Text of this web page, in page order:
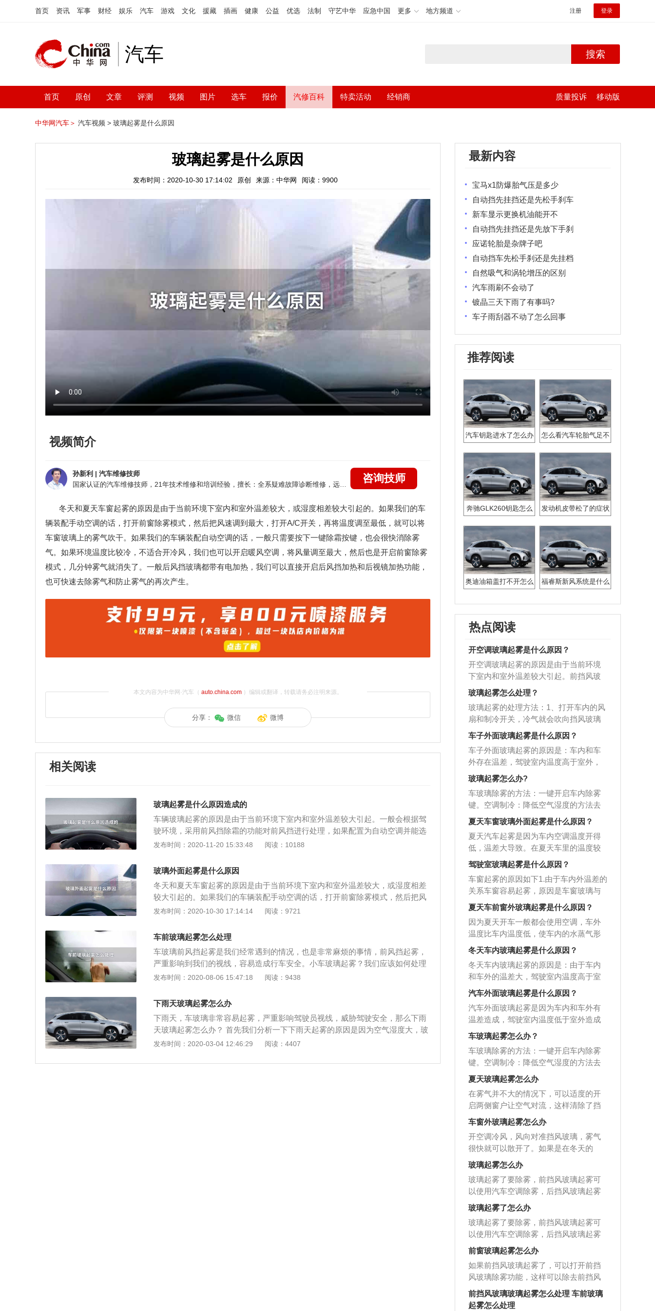
首页 资讯 军事 财经 娱乐 汽车 游戏 文化 援藏 插画 健康 公益 优选 法制 守艺中华 应急中国 更多 地方频道 注册 登录
汽车 搜索
首页 原创 文章 评测 视频 图片 选车 报价 汽修百科 特卖活动 经销商 质量投诉 移动版
中华网汽车＞ 汽车视频 > 玻璃起雾是什么原因
玻璃起雾是什么原因
发布时间：2020-10-30 17:14:02 原创 来源：中华网 阅读：9900
视频简介
孙新利 | 汽车维修技师
国家认证的汽车维修技师，21年技术维修和培训经验，擅长：全系疑难故障诊断维修，远程维修技术指导
咨询技师
冬天和夏天车窗起雾的原因是由于当前环境下室内和室外温差较大，或湿度相差较大引起的。如果我们的车
辆装配手动空调的话，打开前窗除雾模式，然后把风速调到最大，打开A/C开关，再将温度调至最低，就可以将
车窗玻璃上的雾气吹干。如果我们的车辆装配自动空调的话，一般只需要按下一键除霜按键，也会很快消除雾
气。如果环境温度比较冷，不适合开冷风，我们也可以开启暖风空调，将风量调至最大，然后也是开启前窗除雾
模式，几分钟雾气就消失了。一般后风挡玻璃都带有电加热，我们可以直接开启后风挡加热和后视镜加热功能，
也可快速去除雾气和防止雾气的再次产生。
本文内容为中华网·汽车（ auto.china.com）编辑或翻译，转载请务必注明来源。
分享： 微信 微博
相关阅读
玻璃起雾是什么原因造成的
车辆玻璃起雾的原因是由于当前环境下室内和室外温差较大引起。一般会根据驾
驶环境，采用前风挡除霜的功能对前风挡进行处理，如果配置为自动空调并能选
择出风口位置的话，建议选择到前风挡和中间出风口位置，并将后风挡加热功能
方向同时出风的话，开启前风挡除霜功能和后风挡加热功能，如两侧玻璃起雾的
话，可以将玻璃开启一定角度，便可迅速去除雾气，关闭车窗，待车内温度上升
后，变不会有雾气产生。
发布时间：2020-11-20 15:33:48 阅读：10188
玻璃外面起雾是什么原因
冬天和夏天车窗起雾的原因是由于当前环境下室内和室外温差较大，或湿度相差
较大引起的。如果我们的车辆装配手动空调的话，打开前窗除雾模式，然后把风
速调到最大，打开A/C开关，再将温度调至最低，就可以将车窗玻璃上的雾气吹
快消除雾气。如果环境温度比较冷，不适合开冷风，我们也可以开启暖风空调，
将风量调至最大，然后也是开启前窗除雾模式，几分钟雾气就消失了。一般后风
挡玻璃都带有电加热，我们可以直接开启后风挡加热和后视镜加热功能，也可快
速去除雾气和防止雾气的再次产生。
发布时间：2020-10-30 17:14:14 阅读：9721
车前玻璃起雾怎么处理
车玻璃前风挡起雾是我们经常遇到的情况，也是非常麻烦的事情，前风挡起雾，
严重影响到我们的视线，容易造成行车安全。小车玻璃起雾？我们应该如何处理
了？ 当然，最直接的办法就是我们先找一块干净的布将车风挡玻璃擦干净，然后
可以用家里的洗涤剂或者肥皂水在车风挡内侧擦一层，这样的话就不容易起雾
了，当然我们也可以选择市面上的一些玻璃防雾剂，然后把它涂在玻璃内侧，这
样也就不容易起雾了。
发布时间：2020-08-06 15:47:18 阅读：9438
下雨天玻璃起雾怎么办
下雨天，车玻璃非常容易起雾，严重影响驾驶员视线，威胁驾驶安全，那么下雨
天玻璃起雾怎么办？ 首先我们分析一下下雨天起雾的原因是因为空气湿度大，玻
璃内外温差较大，水蒸气凝结在了前风挡玻璃上。所以，如果我们的车辆装配手
度调至最低，不一会玻璃上的雾气就没了。如果我们的车辆装配自动空调的话，
发布时间：2020-03-04 12:46:29 阅读：4407
最新内容
宝马x1防爆胎气压是多少
自动挡先挂挡还是先松手刹车
新车显示更换机油能开不
自动挡先挂挡还是先放下手刹
应诺轮胎是杂牌子吧
自动挡车先松手刹还是先挂档
自然吸气和涡轮增压的区别
汽车雨刷不会动了
镀晶三天下雨了有事吗?
车子雨刮器不动了怎么回事
推荐阅读
汽车钥匙进水了怎么办
怎么看汽车轮胎气足不
奔驰GLK260钥匙怎么
发动机皮带松了的症状
奥迪油箱盖打不开怎么
福睿斯新风系统是什么
热点阅读
开空调玻璃起雾是什么原因？
开空调玻璃起雾的原因是由于当前环境
下室内和室外温差较大引起。前挡风玻
璃起雾的解决方法：1、前挡风除霜：一
般会根据驾驶环境，采用前风挡除霜的
功能对前风挡进行处理，如果配置为自
动空调并能选择出风口位置，建议选择
到前风挡和中间出风口位置，并将后风
挡加热功能开启，这样车内玻璃就由于
温度一直在调控，就不会起雾。2、后挡
出风，开启前风挡除霜功能和后挡风加
热功能，如两侧玻璃起雾，可以将玻璃
开启一定角度，便可迅速去除雾气，关
闭车窗，待车内温度上升后，便不会有
玻璃起雾怎么处理？
玻璃起雾的处理方法：1、打开车内的风
扇和制冷开关，冷气就会吹向挡风玻璃
很快可将雾气清除；2、将车停好启动空
调，将空调温度调节按钮转到热风方
向，然后选择除雾挡，用热风将雾气烘
干。除雾时可将空调转换为外循环，让
外面新鲜空气进入驾驶室，这种方法不
会反复起雾，而且车内温度更宜人。车
内温度低，车外温度高时，可以发现空
面会形成一些水珠，这是空气中的水分
遇到冷时凝结出的水珠，与空调水的形
成是一个原理。
车子外面玻璃起雾是什么原因？
车子外面玻璃起雾的原因是：车内和车
外存在温差，驾驶室内温度高于室外，
造成驾驶室内的水汽凝结在内挡风玻璃
上形成雾。解决方法是启动空调，将空
调温度调节按钮转到热风方向，然后按
下除雾挡，用热空调制造的热风将车内
风挡雾气烘干，除雾时可将空调转换为
外循环，让外面新鲜空气进入驾驶室。
汽车空调的功能是对车内空气的温度、
节，以满足人体舒适或工艺过程要求的
一种装置。
玻璃起雾怎么办?
车玻璃除雾的方法：一键开启车内除雾
键。空调制冷：降低空气湿度的方法去
除雾汽。空调暖风：利用降低温度差的
方法去除结雾。喷涂防雾剂等预防：利
用防雾剂等预防产品形成保护膜，可以
有效地防止水汽在玻璃上的凝结而形成
的雾层。开窗对流：打开两侧车窗，车
内外空气形成对流，温差减小。后挡风
加热：利用热风吹玻璃使其干燥。汽车
差，如果车内外的温度不一样，温度低
的一面表面水分的饱和蒸汽压低于周围
环境的蒸汽压，水汽就会聚集到玻璃表
面，以微小的水珠形式渗析出来形成雾
气。车玻璃除雾的方法：按除雾键，开
空调制冷（A/C）开关，温度调到最低，
开外循环就可以除雾。车玻璃起雾开冷
风或是暖风都可以，但暖风除雾的速度
没有冷风快。最有效的是开冷风，可以
把干燥的冷气直接吹到玻璃上，使水蒸
的。暖风除雾的方法和冷气除雾一样，
但需要注意的是雨天不要使用暖风除
雾，刚开始会加重雾气。汽车玻璃起雾
时要开外循环。空调制冷：利用空调制
冷除湿功能，降低空气湿度的方法去除
雾汽。当夏天特别是多人进入车内以
后，没有及时开空调，人呼出的气体湿
度较大，很快前风挡就会结雾。这时可
打开空调向前风挡吹冷风，利用空调除
湿功能，稍许即可除去前风挡上的雾
不明显时，可稍微打开一点车窗，使之
快速降低驾驶室内的湿度。当然也可以
和空调相配合使用，效果会更快些。空
调暖风：利用降低温度差的方法去除结
雾。冬季利用暖风往玻璃上吹热风，快
速把前玻璃温度提高，降低车窗玻璃内
外表面的温差，可及时防止前风挡玻璃
的雾汽过重，但有一点说明，后面和侧
面的玻璃温度升得慢，因此需要较长时
间才能去除全部的雾。无论是自动还是
调温度控制不要处于最冷位置，否则长
时间除霜风挡玻璃外侧容易起雾。喷涂
夏天车窗玻璃外面起雾是什么原因？
夏天汽车起雾是因为车内空调温度开得
低，温差大导致。在夏天车里的温度较
低，车外的温度较高，车外的热空气碰
到冷的玻璃，车外空气里面的水蒸气遇
到冷的玻璃就会凝结成小水珠，也是所
说的雾。夏天汽车起雾的原因：冷风吹
出来之后就会把玻璃区域的温度吹得很
低，而这种低温玻璃碰到外面比较高温
的空气，再加上空气湿度比较大，就很
雾气：去除的手动空调车型只需直接将
风速调至最大，并打开空调的A/C开关，
空调温度设定也调至最低，此时按下前
窗除雾键就可以看到车窗上的水雾慢慢
散去。而自动空调则需按下空调AUTO开
关，将温度调至最低并按下前窗除雾键
即可。对于带有后窗加热除雾功能的车
型来说，按下后窗除雾按钮也可以加速
后窗的除雾速度，并可保持其不再起
雾。使用专业除雾剂：防雾剂使用前，
上适量防雾剂，待防雾剂凝固后，用清
洁的毛巾擦拭干净即可。防雾剂可以在
水分子与玻璃内侧表面之间形成一个驱
水层，从而保持玻璃表面的洁净，防止
驾驶室玻璃起雾是什么原因？
车窗起雾的原因如下1.由于车内外温差的
关系车窗容易起雾，原因是车窗玻璃与
外界相接触温度较低，车内的水蒸气凝
结在玻璃上形成雾气。2.车窗温度低于露
点温度：在空气湿度一定时，如果车窗
温度低于露点温度，就很容易在车窗的
表面形成结露，前风挡玻璃就会出现常
见到的起雾现象。3.车窗两侧有一定温
差：如果车窗两边的温度不一样，温度
于周围环境的蒸汽压，水汽就会聚集到
玻璃表面，以微小的水珠形式渗析出
来，形成常见的雾气。4.露点温度与起雾
现象有着紧密的联系，如果露点的温度
高于0摄氏度，就会出现结雾现象;如果露
点温度低于0摄氏度，就会出现结霜现
象。
夏天车前窗外玻璃起雾是什么原因？
因为夏天开车一般都会使用空调，车外
温度比车内温度低，使车内的水蒸气形
成许多微小的水珠，而前挡风玻璃表面
并不是绝对平整(有很多小坑)，所以这些
小水珠就附在前挡风玻璃上，形成玻璃
起雾。祛除方法如下：1、开窗对流：如
果雾气不大，可将两侧车窗打开一条缝
隙，让车内的空气进行对流，车内的温
度接近车外温度时雾气就会散去，但是
调节出风口方向：选择吹风风向，不要
吹前挡风玻璃，即可消除雾气。
冬天车内玻璃起雾是什么原因？
冬天车内玻璃起雾的原因是：由于车内
和车外的温差大，驾驶室内温度高于室
外，造成驾驶室内的水气凝结在内挡风
玻璃上形成雾气。预防汽车内玻璃有雾
气的方法是：1、使用防雾巾擦拭；2、
提前喷涂防雾剂。汽车内玻璃有雾气的
解决办法是：1、打开两侧的车窗；2、
把空调的外循环打开；3、将出风口调成
除雾模式；4、在冬季时利用空调制冷除
用降低温度差的方法去除；6、抹布沾上
洗洁精或是肥皂水擦拭。
汽车外面玻璃起雾是什么原因？
汽车外面玻璃起雾是因为车内和车外有
温差造成，驾驶室内温度低于室外造成
驾驶室外的水汽凝结在挡风玻璃外面形
成水雾，这种现象多见于冬季。夏天仅
有在雨天才会起雾，因为那时外界汽体
空气湿度大，但是溫度并不低，潮湿的
汽体遇到凉的玻璃之后水蒸气会凝结成
小水滴，也就是成雾。汽车玻璃除雾方
法：开窗对流：如果雾气不大可以将两
空气进行对流，车内的温度慢慢接近车
外温度，雾气就会散去。空调除雾：将
风量适当调高，同时打开制冷开关，这
时冷风会吹到玻璃上，雾气很快就会一
散而尽，效果很快很直接。此外还可以
热风除雾，打开热风既不会增加额外的
能耗，还可以舒适的开车。玻璃除雾
剂：这种除雾剂喷在汽车挡风玻璃上或
者用毛巾擦在汽车玻璃上也很有效。一
般用一次除雾剂可以坚持半个月左右不
毛巾擦车窗：形成的小水珠直接用毛巾
擦去就会除掉雾气，注意最好先停好车
辆，确保安全下擦去雾气，若是在行驶
中这样会影响安全行驶，造成安全隐
患。
车玻璃起雾怎么办？
车玻璃除雾的方法：一键开启车内除雾
键。空调制冷：降低空气湿度的方法去
除雾汽。空调暖风：利用降低温度差的
方法去除结雾。喷涂防雾剂等预防：利
用防雾剂等预防产品形成保护膜，可以
有效地防止水汽在玻璃上的凝结而形成
的雾层。开窗对流：打开两侧车窗，车
内外空气形成对流，温差减小。后挡风
加热：利用热风吹玻璃使其干燥。汽车
差，如果车内外的温度不一样，温度低
的一面表面水分的饱和蒸汽压低于周围
环境的蒸汽压，水汽就会聚集到玻璃表
面，以微小的水珠形式渗析出来形成雾
气。车玻璃除雾的方法：按除雾键，开
空调制冷（A/C）开关，温度调到最低，
开外循环就可以除雾。车玻璃起雾开冷
风或是暖风都可以，但暖风除雾的速度
没有冷风快。最有效的是开冷风，可以
把干燥的冷气直接吹到玻璃上，使水蒸
的。暖风除雾的方法和冷气除雾一样，
但需要注意的是雨天不要使用暖风除
夏天玻璃起雾怎么办
在雾气并不大的情况下，可以适度的开
启两侧窗户让空气对流，这样清除了挡
风玻璃两侧的温差，雾气自然就难以产
生了。或者开启空调冷风，可以在很短
的时间内清除雾气。不过有车主朋友
问，倘若雾气是在挡风玻璃外面该怎么
办？首先我们可以尝试用雨刮器刮一
下，不过雾太大，雨刮的作用也不显
著。那么我们可以采取冬季制暖除雾的
调高温度，旋转风向开关，调至吹玻
璃，一会雾气便会消退，效果十分显
著。缺点当然是太热，夏季本来就热，
还要打开暖风，当然待雾气消退后，就
可以马上关闭暖风了。既然前挡风玻璃
起雾这么麻烦，有没有办法可以预防
呢？我们可以准备1支除雾剂，价钱也不
贵，外出前只需要将其匀称喷在车窗玻
璃表层，随后用干毛巾擦拭干净就可
车窗外玻璃起雾怎么办
开空调冷风，风向对准挡风玻璃，雾气
很快就可以散开了。如果是在冬天的
话，就打开空调暖风去对准挡风玻璃，
雾气也会散去。因为车窗外玻璃起雾是
因为车内外的温差大，只要消除这个温
差就可以了。车窗有雾气的时候，除了
开空调消除以外，还有以下的办法。第
一就是最简单的，打开窗户，让车外面
的空气进入到车内，等到车内外温度一
使用车窗防雾剂，在网上购买是非常便
捷的，只要在开车之前喷一些防雾剂在
毛巾上，用毛巾去擦拭车窗，车窗就不
会起雾了，效果可以维持一周左右。第
三种方法在家就可以做到的，那就是在
玻璃起雾怎么办
玻璃起雾了要除雾，前挡风玻璃起雾可
以使用汽车空调除雾，后挡风玻璃起雾
可以使用电热丝除雾。在除雾时建议打
开汽车空调的外循环模式，这样可以快
速除雾，并且可以防止再次起雾。如果
是车内起雾，那是因为车内乘客呼吸时
产生了水蒸汽，水蒸汽遇到比较凉的挡
风玻璃后会形成小水滴，这样挡风玻璃
上就会形成一层雾。前挡风玻璃下方有
以帮助前挡风玻璃除雾。后挡风玻璃是
利用电加热丝来加热除雾的。在除雾时
玻璃起雾了怎么办
玻璃起雾了要除雾，前挡风玻璃起雾可
以使用汽车空调除雾，后挡风玻璃起雾
可以使用电热丝除雾。在除雾时建议打
开汽车空调的外循环模式，这样可以快
速除雾，并且可以防止再次起雾。如果
是车内起雾，那是因为车内乘客呼吸时
产生了水蒸汽，水蒸汽遇到比较凉的挡
风玻璃后会形成小水滴，这样挡风玻璃
前窗玻璃起雾怎么办
如果前挡风玻璃起雾了，可以打开前挡
风玻璃除雾功能，这样可以除去前挡风
玻璃上的雾气。前挡风玻璃起雾主要是
因为车内外温差相差太大导致的，此时
前挡风玻璃玻璃起雾怎么处理 车前玻璃
起雾怎么处理